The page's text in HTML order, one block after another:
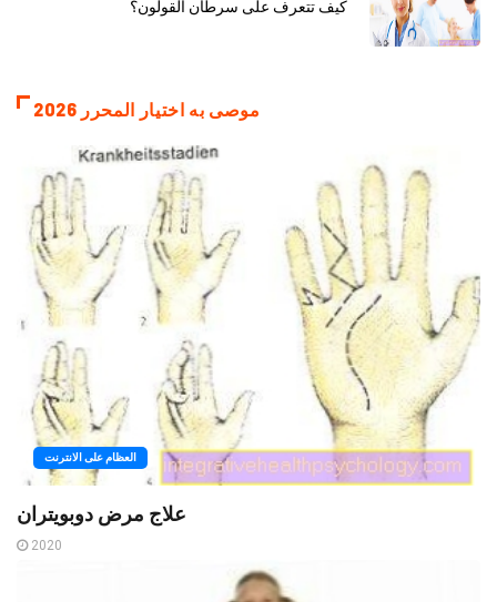
كيف تتعرف على سرطان القولون؟
موصى به اختيار المحرر 2026
العظام على الانترنت
علاج مرض دوبويتران
2020